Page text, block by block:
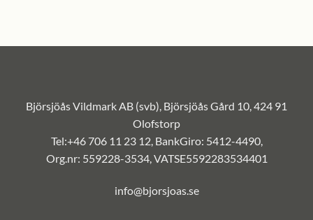
Björsjöås Vildmark AB (svb), Björsjöås Gård 10, 424 91
Olofstorp
Tel:+46 706 11 23 12, BankGiro: 5412-4490,
Org.nr: 559228-3534, VATSE5592283534401
info@bjorsjoas.se